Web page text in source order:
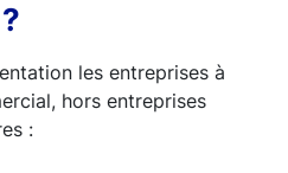
les entreprises à
hors entreprises
: